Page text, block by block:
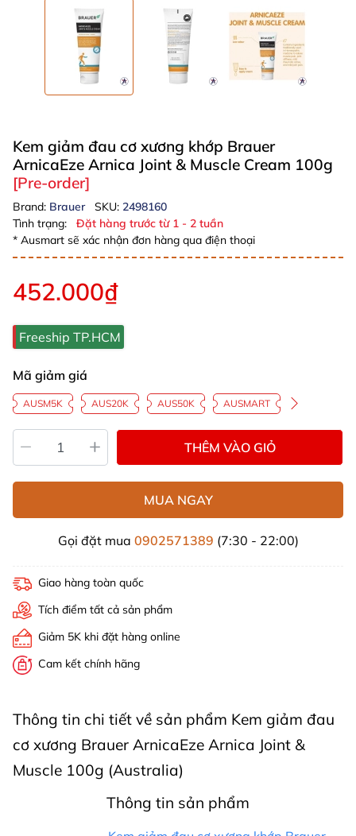
Kem giảm đau cơ xương khớp Brauer
ArnicaEze Arnica Joint & Muscle Cream 100g
[Pre-order]
Brand: Brauer SKU: 2498160
Tình trạng:
Đặt hàng trước từ 1 - 2 tuần
* Ausmart sẽ xác nhận đơn hàng qua điện thoại
452.000₫
Freeship TP.HCM
Mã giảm giá
AUSM5K AUS20K AUS50K AUSMART
THÊM VÀO GIỎ
MUA NGAY
Gọi đặt mua 0902571389 (7:30 - 22:00)
Giao hàng toàn quốc
Tích điểm tất cả sản phẩm
Giảm 5K khi đặt hàng online
Cam kết chính hãng
Thông tin chi tiết về sản phẩm Kem giảm đau
cơ xương Brauer ArnicaEze Arnica Joint &
Muscle 100g (Australia)
Thông tin sản phẩm